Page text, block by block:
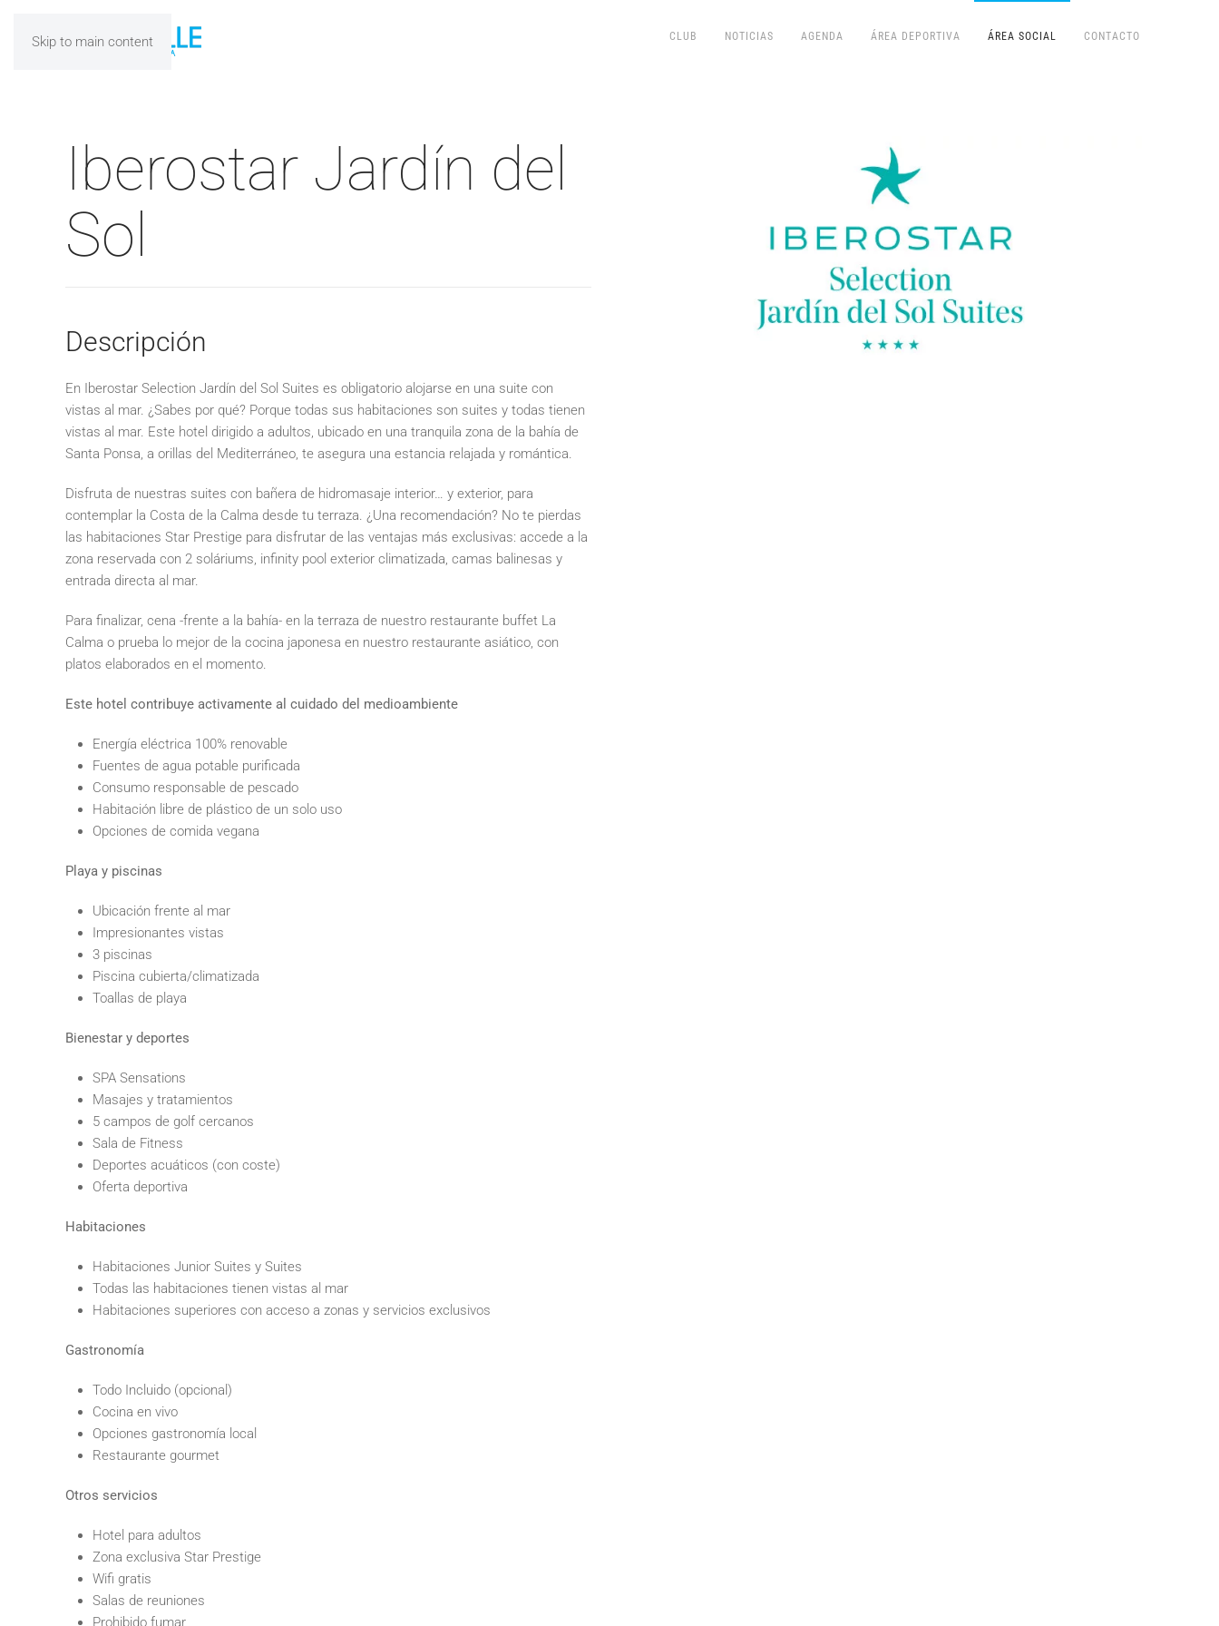
Skip to main content CLUB NOTICIAS AGENDA ÁREA DEPORTIVA ÁREA SOCIAL CONTACTO
Iberostar Jardín del
Sol
Descripción
En Iberostar Selection Jardín del Sol Suites es obligatorio alojarse en una suite con
vistas al mar. ¿Sabes por qué? Porque todas sus habitaciones son suites y todas tienen
vistas al mar. Este hotel dirigido a adultos, ubicado en una tranquila zona de la bahía de
Santa Ponsa, a orillas del Mediterráneo, te asegura una estancia relajada y romántica.
Disfruta de nuestras suites con bañera de hidromasaje interior… y exterior, para
contemplar la Costa de la Calma desde tu terraza. ¿Una recomendación? No te pierdas
las habitaciones Star Prestige para disfrutar de las ventajas más exclusivas: accede a la
zona reservada con 2 soláriums, infinity pool exterior climatizada, camas balinesas y
entrada directa al mar.
Para finalizar, cena -frente a la bahía- en la terraza de nuestro restaurante buffet La
Calma o prueba lo mejor de la cocina japonesa en nuestro restaurante asiático, con
platos elaborados en el momento.
Este hotel contribuye activamente al cuidado del medioambiente
Energía eléctrica 100% renovable
Fuentes de agua potable purificada
Consumo responsable de pescado
Habitación libre de plástico de un solo uso
Opciones de comida vegana
Playa y piscinas
Ubicación frente al mar
Impresionantes vistas
3 piscinas
Piscina cubierta/climatizada
Toallas de playa
Bienestar y deportes
SPA Sensations
Masajes y tratamientos
5 campos de golf cercanos
Sala de Fitness
Deportes acuáticos (con coste)
Oferta deportiva
Habitaciones
Habitaciones Junior Suites y Suites
Todas las habitaciones tienen vistas al mar
Habitaciones superiores con acceso a zonas y servicios exclusivos
Gastronomía
Todo Incluido (opcional)
Cocina en vivo
Opciones gastronomía local
Restaurante gourmet
Otros servicios
Hotel para adultos
Zona exclusiva Star Prestige
Wifi gratis
Salas de reuniones
Prohibido fumar